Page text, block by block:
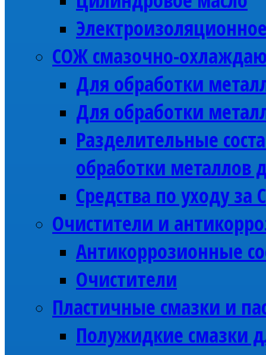
СОЖ смазочно-
Для обработки
Для обработки
Разделительные
обработки металлов
Средства по уходу за
Очистители и
Антикоррозионные
Очистители
Пластичные смазки и
Полужидкие смазки